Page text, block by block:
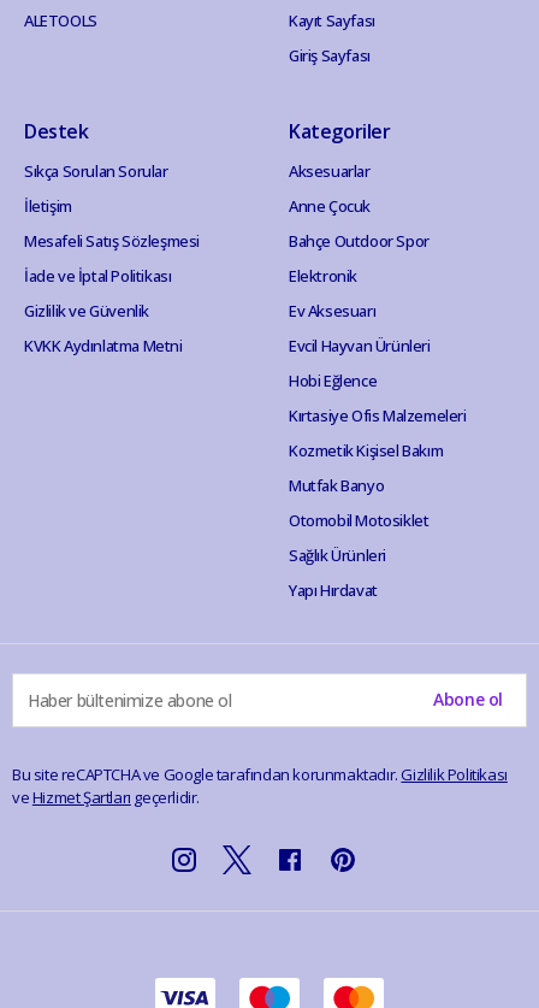
ALETOOLS
Kayıt Sayfası
Giriş Sayfası
Destek
Sıkça Sorulan Sorular
İletişim
Mesafeli Satış Sözleşmesi
İade ve İptal Politikası
Gizlilik ve Güvenlik
KVKK Aydınlatma Metni
Kategoriler
Aksesuarlar
Anne Çocuk
Bahçe Outdoor Spor
Elektronik
Ev Aksesuarı
Evcil Hayvan Ürünleri
Hobi Eğlence
Kırtasiye Ofis Malzemeleri
Kozmetik Kişisel Bakım
Mutfak Banyo
Otomobil Motosiklet
Sağlık Ürünleri
Yapı Hırdavat
Abone ol
Bu site reCAPTCHA ve Google tarafından korunmaktadır. Gizlilik Politikası
veHizmet Şartları geçerlidir.